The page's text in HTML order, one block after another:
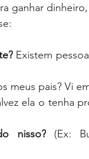
ganhar
Existem
meus pais? Vi
ela o tenha
nisso? (Ex: